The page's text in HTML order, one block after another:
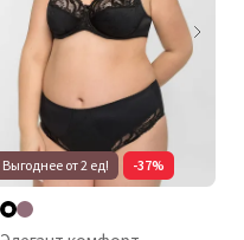
Выгоднее от 2 ед! -37%